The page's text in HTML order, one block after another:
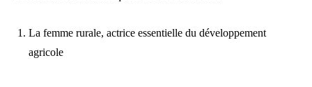
La femme rurale, actrice essentielle du développement
agricole